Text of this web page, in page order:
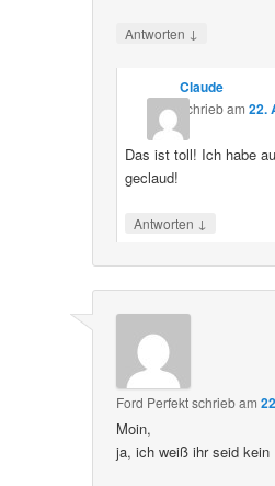
Antworten ↓
Claude
schriebam 22.
Das ist toll! Ich habe
geclaud!
Antworten ↓
Ford Perfektschriebam
Moin,
ja, ich weiß ihr seid kein